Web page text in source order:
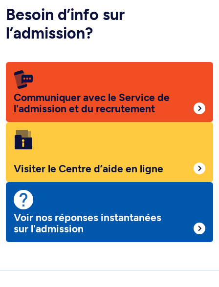
Besoin d’info sur
l’admission?
Communiquer avec le Service de
l'admission et du recrutement
Visiter le Centre d’aide en ligne
Voir nos réponses instantanées
sur l'admission